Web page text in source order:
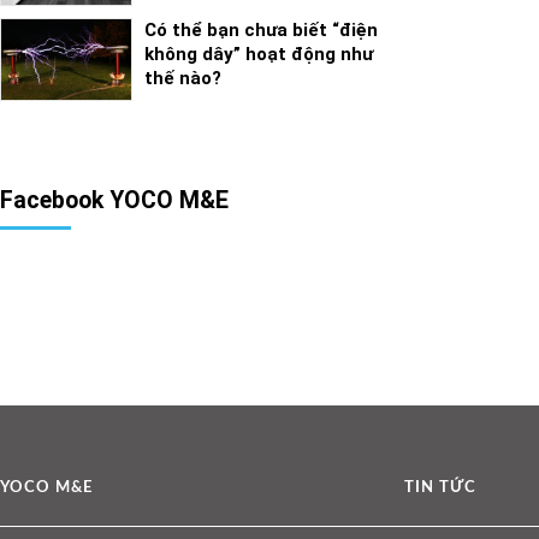
Có thể bạn chưa biết “điện
không dây” hoạt động như
thế nào?
Facebook YOCO M&E
YOCO M&E TIN TỨC